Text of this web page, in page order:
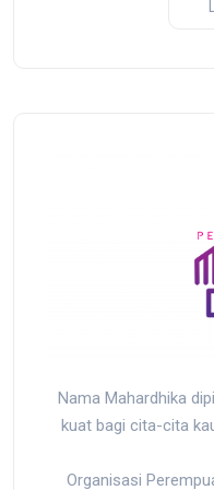
Nama Mahardhika
kuat bagi cita-cita
Organisasi